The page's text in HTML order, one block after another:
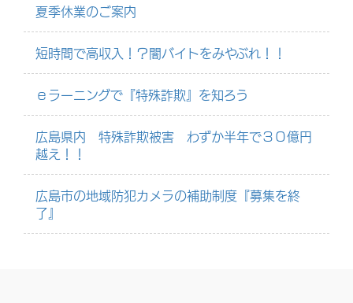
夏季休業のご案内
短時間で高収入！？闇バイトをみやぶれ！！
ｅラーニングで『特殊詐欺』を知ろう
広島県内 特殊詐欺被害 わずか半年で３０億円
越え！！
広島市の地域防犯カメラの補助制度『募集を終
了』